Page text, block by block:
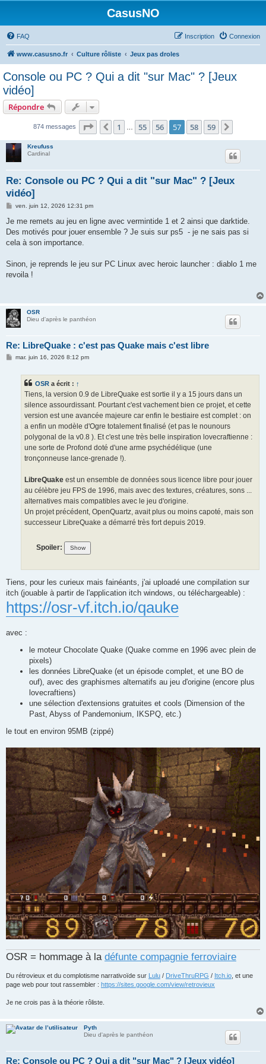
CasusNO
FAQ Connexion
Inscription
www.casusno.fr Culture rôliste Jeux pas droles
Console ou PC ? Qui a dit "sur Mac" ? [Jeux
vidéo]
Répondre
874 messages Page 57 sur 59
Précédent
1 55 56 57 58 59
Kreufuss
Cardinal
Re: Console ou PC ? Qui a dit "sur Mac" ? [Jeux
vidéo]
M
s
a
g
ven. juin 12, 2026 12:31 pm
Je me remets au jeu en ligne avec vermintide 1 et 2 ainsi que darktide.
Des motivés pour jouer ensemble ? Je suis sur ps5 - je ne sais pas si
cela à son importance.
Sinon, je reprends le jeu sur PC Linux avec heroic launcher : diablo 1 me
revoila !
OSR
Dieu d'après le panthéon
Re: LibreQuake : c'est pas Quake mais c'est libre
Mmar. juin 16, 2026 8:12 pm
OSR a écrit : ↑
Tiens, la version 0.9 de LibreQuake est sortie il y a 15 jours dans un
silence assourdissant. Pourtant c'est vachement bien ce projet, et cette
version est une avancée majeure car enfin le bestiaire est complet : on
a enfin un modèle d'Ogre totalement finalisé (et pas le nounours
polygonal de la v0.8 ). Et c'est une très belle inspiration lovecraftienne :
une sorte de Profond doté d'une arme psychédélique (une
tronçonneuse lance-grenade !).
LibreQuake est un ensemble de données sous licence libre pour jouer
au célèbre jeu FPS de 1996, mais avec des textures, créatures, sons ...
alternatives mais compatibles avec le jeu d'origine.
Un projet précédent, OpenQuartz, avait plus ou moins capoté, mais son
successeur LibreQuake a démarré très fort depuis 2019.
Spoiler:
Tiens, pour les curieux mais fainéants, j'ai uploadé une compilation sur
itch (jouable à partir de l'application itch windows, ou téléchargeable) :
https://osr-vf.itch.io/qauke
avec :
le moteur Chocolate Quake (Quake comme en 1996 avec plein de
pixels)
les données LibreQuake (et un épisode complet, et une BO de
ouf), avec des graphismes alternatifs au jeu d'origine (encore plus
lovecraftiens)
une sélection d'extensions gratuites et cools (Dimension of the
Past, Abyss of Pandemonium, IKSPQ, etc.)
le tout en environ 95MB (zippé)
OSR = hommage à la défunte compagnie ferroviaire
Du rétrovieux et du complotisme narrativoïde sur Lulu / DriveThruRPG / Itch.io , et une
page web pour tout rassembler : https://sites.google.com/view/retrovieux
Je ne crois pas à la théorie rôliste.
Pyth
Dieu d'après le panthéon
Re: Console ou PC ? Qui a dit "sur Mac" ? [Jeux vidéo]